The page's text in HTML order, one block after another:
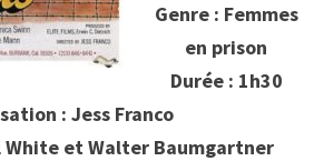
Genre : Femmes
en prison
Durée : 1h30
: Jess Franco
White et Walter Baumgartner